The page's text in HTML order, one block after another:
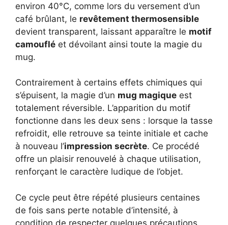
environ 40°C, comme lors du versement d’un
café brûlant, le revêtement thermosensible
devient transparent, laissant apparaître le motif
camouflé et dévoilant ainsi toute la magie du
mug.
Contrairement à certains effets chimiques qui
s’épuisent, la magie d’un mug magique est
totalement réversible. L’apparition du motif
fonctionne dans les deux sens : lorsque la tasse
refroidit, elle retrouve sa teinte initiale et cache
à nouveau l’impression secrète. Ce procédé
offre un plaisir renouvelé à chaque utilisation,
renforçant le caractère ludique de l’objet.
Ce cycle peut être répété plusieurs centaines
de fois sans perte notable d’intensité, à
condition de respecter quelques précautions